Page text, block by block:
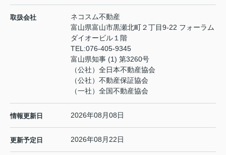
取扱会社
ネコスム不動産
富山県富山市黒瀬北町２丁目9-22 フォーラム
ダイオービル１階
TEL:076-405-9345
富山県知事 (1) 第3260号
（公社）全日本不動産協会
（公社）不動産保証協会
（一社）全国不動産協会
情報更新日 2026年08月08日
更新予定日 2026年08月22日